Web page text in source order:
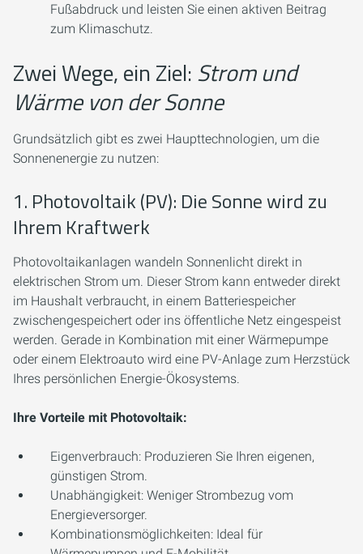
Fußabdruck und leisten Sie einen aktiven Beitrag
zum Klimaschutz.
Zwei Wege, ein Ziel:Strom und
Wärme von der Sonne
Grundsätzlich gibt es zwei Haupttechnologien, um die
Sonnenenergie zu nutzen:
1. Photovoltaik (PV): Die Sonne wird zu
Ihrem Kraftwerk
Photovoltaikanlagen wandeln Sonnenlicht direkt in
elektrischen Strom um. Dieser Strom kann entweder direkt
im Haushalt verbraucht, in einem Batteriespeicher
zwischengespeichert oder ins öffentliche Netz eingespeist
werden. Gerade in Kombination mit einer Wärmepumpe
oder einem Elektroauto wird eine PV-Anlage zum Herzstück
Ihres persönlichen Energie-Ökosystems.
Ihre Vorteile mit Photovoltaik:
Eigenverbrauch: Produzieren Sie Ihren eigenen,
günstigen Strom.
Unabhängigkeit: Weniger Strombezug vom
Energieversorger.
Kombinationsmöglichkeiten: Ideal für